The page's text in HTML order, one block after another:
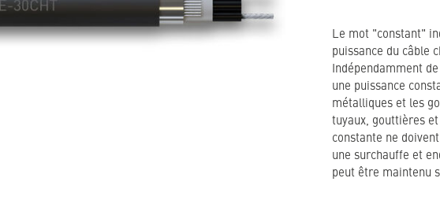
Le mot "constant"
puissance du câble
Indépendamment
une puissance
métalliques et les
tuyaux, gouttières
constante ne
une surchauffe et
peut être maintenu